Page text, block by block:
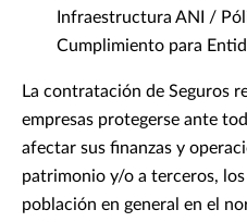
Infraestructura ANI /
Cumplimiento para
La contratación de Seguros
empresas protegerse ante
afectar sus finanzas y
patrimonio y/o a terceros,
población en general en el